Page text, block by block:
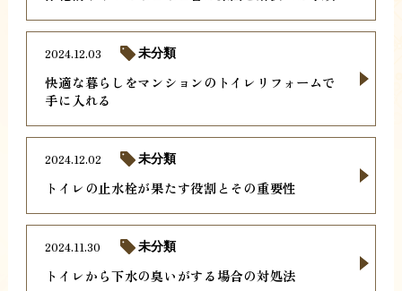
快適な暮らしをマンションのトイレリフォームで
手に入れる
2024.12.03 未分類
トイレの止水栓が果たす役割とその重要性
2024.12.02 未分類
トイレから下水の臭いがする場合の対処法
2024.11.30 未分類